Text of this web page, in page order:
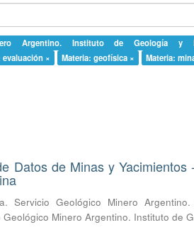
Argentino. Instituto de Geología y
evaluación × Materia: geofísica × Materia:
Datos de Minas y
Servicio Geológico Minero
Geológico Minero Argentino. Instituto de